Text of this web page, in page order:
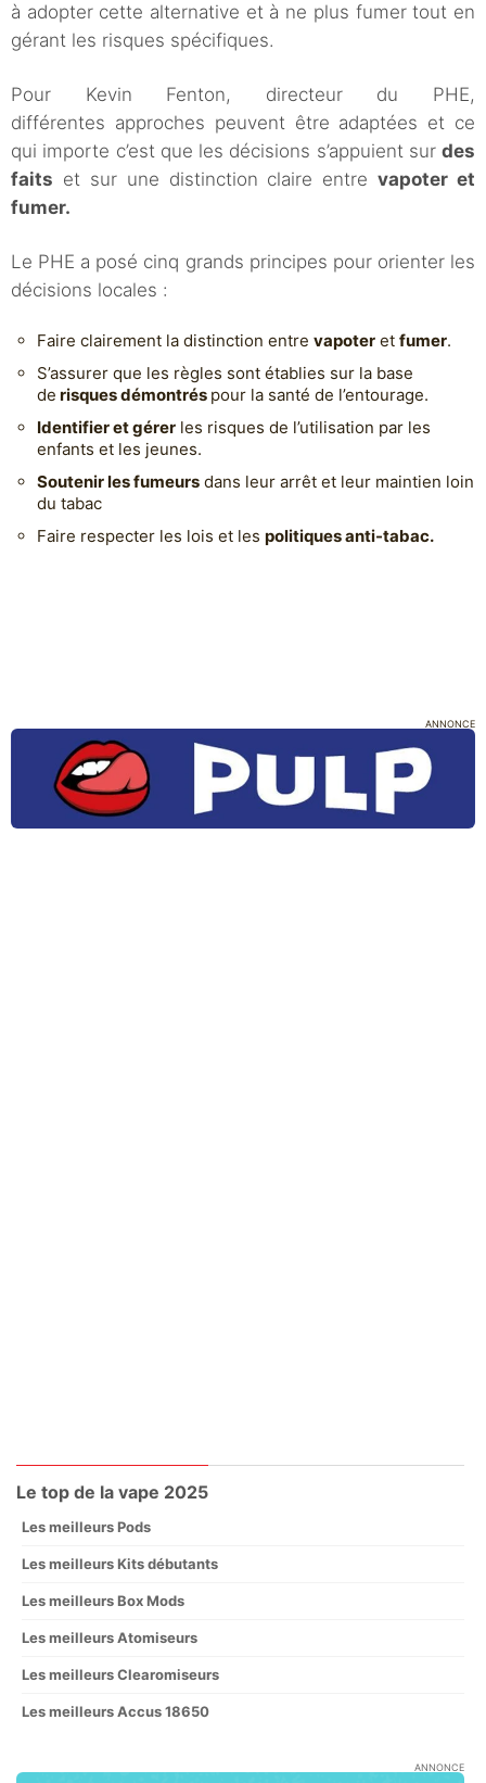
à adopter cette alternative et à ne plus fumer tout en
gérant les risques spécifiques.
Pour Kevin Fenton, directeur du PHE,
différentes approches peuvent être adaptées et ce
qui importe c’est que les décisions s’appuient sur des
faits et sur une distinction claire entrevapoter et
fumer.
Le PHE a posé cinq grands principes pour orienter les
décisions locales :
Faire clairement la distinction entre vapoter et fumer.
S’assurer que les règles sont établies sur la base
de risques démontrés pour la santé de l’entourage.
Identifier et gérer les risques de l’utilisation par les
enfants et les jeunes.
Soutenir les fumeurs dans leur arrêt et leur maintien loin
du tabac
Faire respecter les lois et les politiques anti-tabac.
ANNONCE
Le top de la vape 2025
Les meilleurs Pods
Les meilleurs Kits débutants
Les meilleurs Box Mods
Les meilleurs Atomiseurs
Les meilleurs Clearomiseurs
Les meilleurs Accus 18650
ANNONCE